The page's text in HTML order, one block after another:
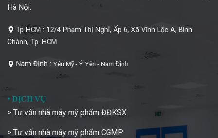
Hà Nội.
Tp HCM : 12/4 Phạm Thị Nghỉ, Ấp 6, Xã Vĩnh Lộc A, Bình
Chánh, Tp. HCM
Nam Định : Yên Mỹ - Ý Yên - Nam Định
• DỊCH VỤ
> Tư vấn nhà máy mỹ phẩm ĐĐKSX
> Tư vấn nhà máy mỹ phẩm CGMP